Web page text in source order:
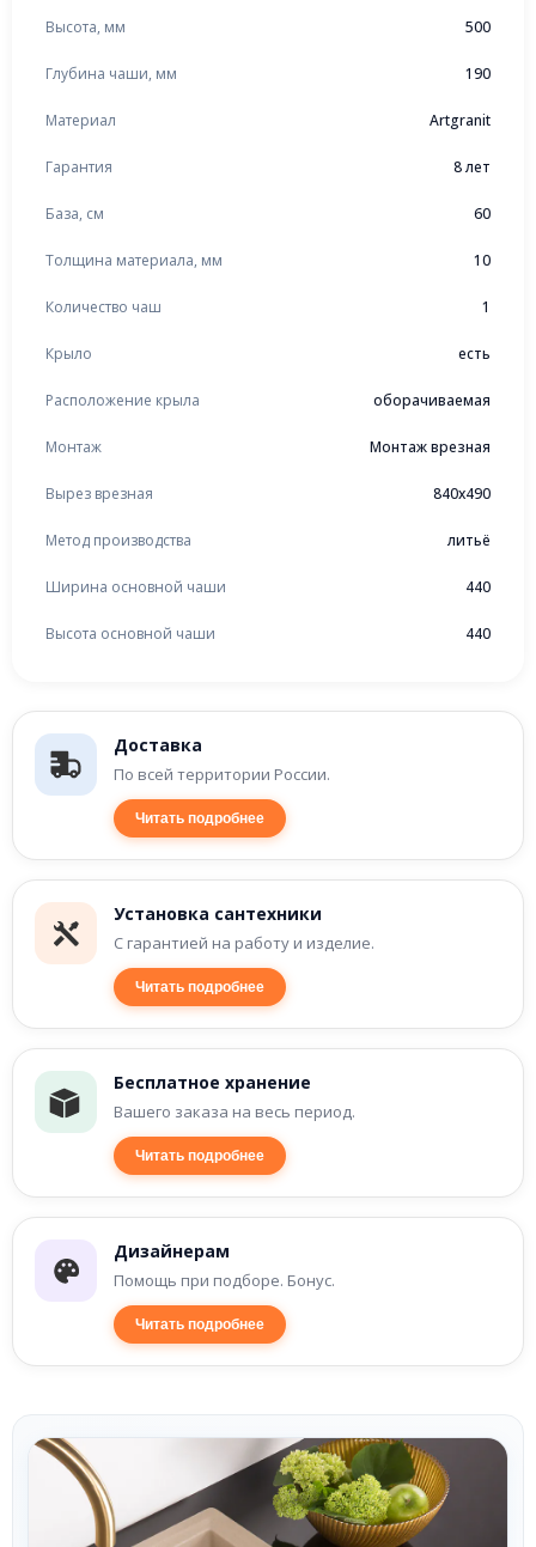
Доставка
По всей территории России.
Читать подробнее
Установка сантехники
С гарантией на работу и изделие.
Читать подробнее
Бесплатное хранение
Вашего заказа на весь период.
Читать подробнее
Дизайнерам
Помощь при подборе. Бонус.
Читать подробнее
Высота, мм 500
Глубина чаши, мм 190
Материал Artgranit
Гарантия 8 лет
База, см 60
Толщина материала, мм 10
Количество чаш 1
Крыло есть
Расположение крыла оборачиваемая
Монтаж Монтаж врезная
Вырез врезная 840x490
Метод производства литьё
Ширина основной чаши 440
Высота основной чаши 440